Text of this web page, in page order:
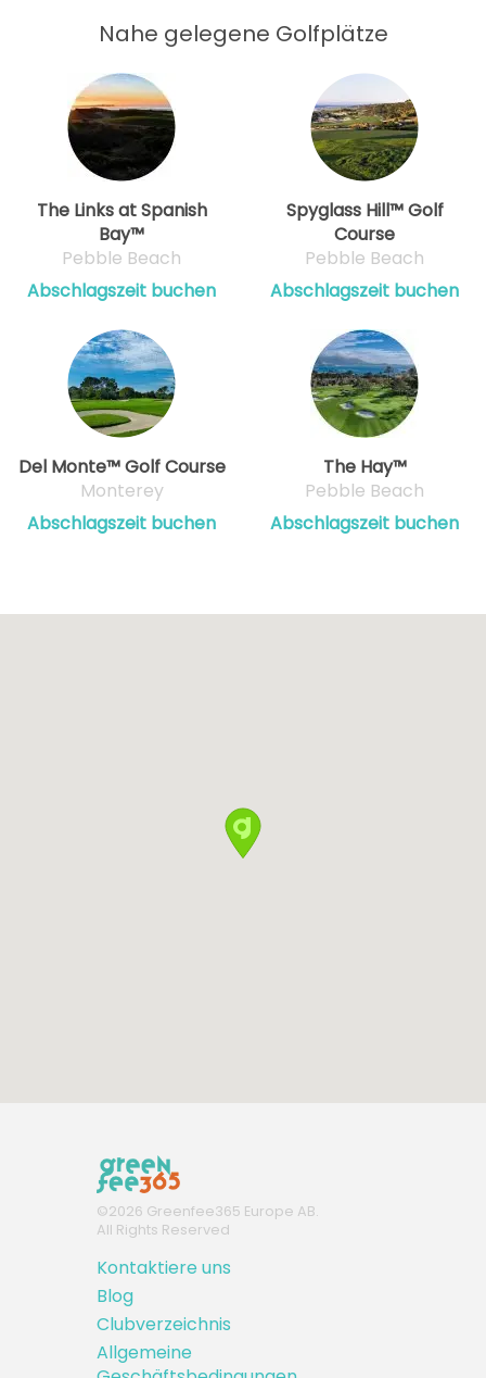
Nahe gelegene Golfplätze
The Links at Spanish
Bay™
Pebble Beach
Abschlagszeit buchen
Spyglass Hill™ Golf
Course
Pebble Beach
Abschlagszeit buchen
Del Monte™ Golf Course
Monterey
Abschlagszeit buchen
The Hay™
Pebble Beach
Abschlagszeit buchen
©2026 Greenfee365 Europe AB.
All Rights Reserved
Kontaktiere uns
Blog
Clubverzeichnis
Allgemeine